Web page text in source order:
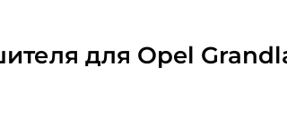
для Opel